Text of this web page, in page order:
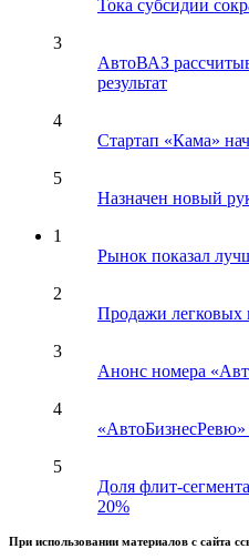
Тока субсидии
3
АвтоВАЗ
результат
4
Стартап «Кама»
5
Назначен новый
1
Рынок показал
2
Продажи легковых
3
Анонс номера
4
«АвтоБизнесРевю»
5
Доля флит-
20%
При использовании материалов с сайта